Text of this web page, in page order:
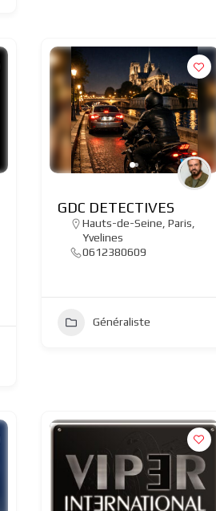
GDC DETECTIVES
Hauts-de-Seine ,Paris
Yvelines
0612380609
Généraliste